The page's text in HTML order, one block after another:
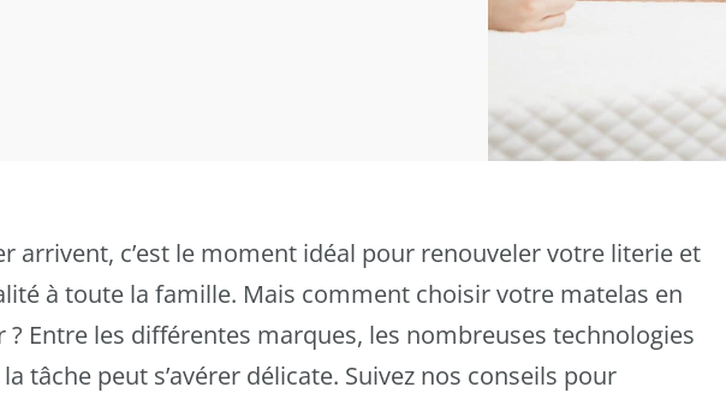
arrivent, c’est le moment idéal pour renouveler votre literie et
à toute la famille. Mais comment choisir votre matelas en
Entre les différentes marques, les nombreuses technologies
tâche peut s’avérer délicate. Suivez nos conseils pour